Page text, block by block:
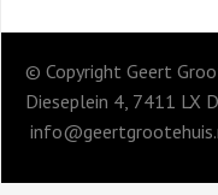
© Copyright Geert
Dieseplein 4, 7411 LX